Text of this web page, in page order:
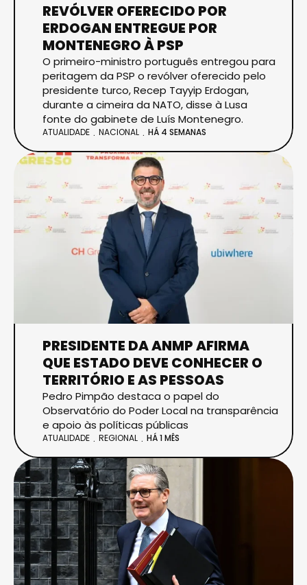
REVÓLVER OFERECIDO POR
ERDOGAN ENTREGUE POR
MONTENEGRO À PSP
O primeiro-ministro português entregou para
peritagem da PSP o revólver oferecido pelo
presidente turco, Recep Tayyip Erdogan,
durante a cimeira da NATO, disse à Lusa
fonte do gabinete de Luís Montenegro.
ATUALIDADE NACIONAL HÁ 4 SEMANAS
PRESIDENTE DA ANMP AFIRMA
QUE ESTADO DEVE CONHECER O
TERRITÓRIO E AS PESSOAS
Pedro Pimpão destaca o papel do
Observatório do Poder Local na transparência
e apoio às políticas públicas
ATUALIDADE REGIONAL HÁ 1 MÊS